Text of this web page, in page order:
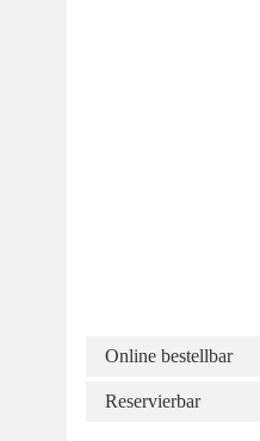
Online bestellbar
Reservierbar